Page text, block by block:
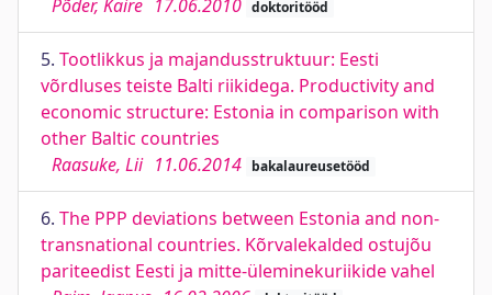
Põder, Kaire 17.06.2010 doktoritööd
5. Tootlikkus ja majandusstruktuur: Eesti
võrdluses teiste Balti riikidega. Productivity and
economic structure: Estonia in comparison with
other Baltic countries
Raasuke, Lii 11.06.2014 bakalaureusetööd
6. The PPP deviations between Estonia and non-
transnational countries. Kõrvalekalded ostujõu
pariteedist Eesti ja mitte-üleminekuriikide vahel